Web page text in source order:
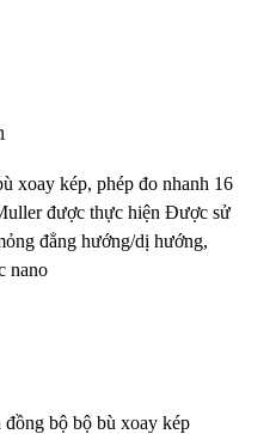
xoay kép, phép đo nhanh 16
được thực hiện Được sử
đẳng hướng/dị hướng,
nano
bộ bộ bù xoay kép